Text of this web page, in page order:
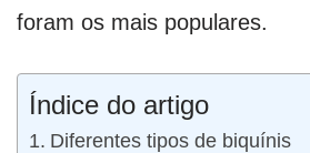
foram os mais populares.
Índice do artigo
Diferentes tipos de biquínis